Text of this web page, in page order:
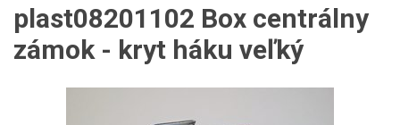
plast08201102 Box centrálny
zámok - kryt háku veľký